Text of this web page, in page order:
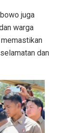
juga
warga
dan